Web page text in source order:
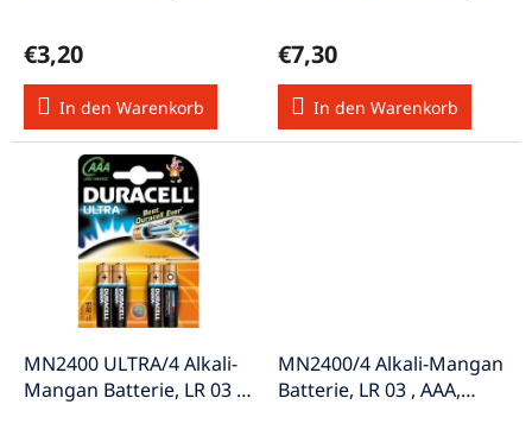
u
e
€3,20
In den Warenkorb
€7,30
In den Warenkorb
MN2400 ULTRA/4 Alkali-
Mangan Batterie, LR 03 ,
MN2400/4 Alkali-Mangan
Batterie, LR 03 , AAA,